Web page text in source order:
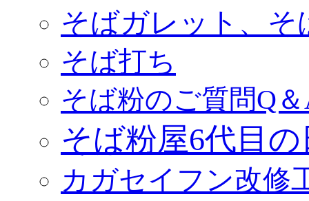
そばガレット、そ
そば打ち
そば粉のご質問Q
そば粉屋6代目
カガセイフン改修